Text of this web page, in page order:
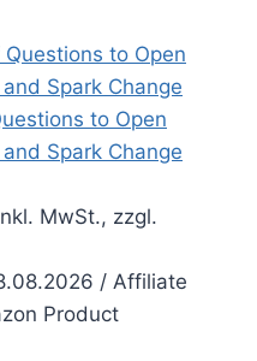
to Open
Spark Change
MwSt., zzgl.
/ Affiliate
Product